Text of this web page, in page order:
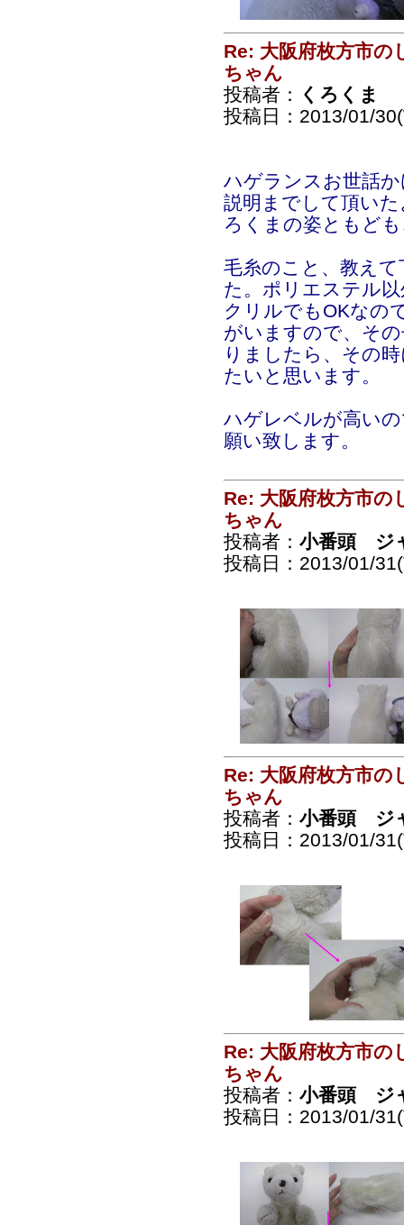
Re: 大阪府枚方市の
ちゃん
投稿者：
くろくま
投稿日：2013/01/
ハゲランスお世話
説明までして頂い
ろくまの姿ともど
毛糸のこと、教え
た。ポリエステル
クリルでもOKなの
がいますので、そ
りましたら、その
たいと思います。
ハゲレベルが高い
願い致します。
Re: 大阪府枚方市の
ちゃん
投稿者： 小番頭 ジ
投稿日：2013/01/
Re: 大阪府枚方市の
ちゃん
投稿者： 小番頭 ジ
投稿日：2013/01/
Re: 大阪府枚方市の
ちゃん
投稿者： 小番頭 ジ
投稿日：2013/01/